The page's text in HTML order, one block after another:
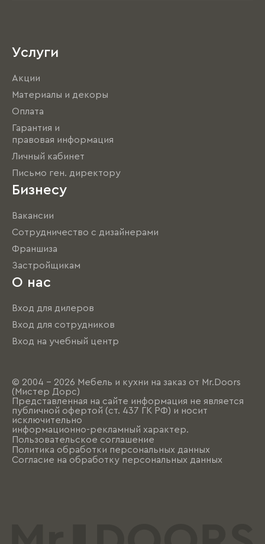
Услуги
Акции
Материалы и декоры
Оплата
Гарантия и
правовая информация
Личный кабинет
Письмо ген. директору
Бизнесу
Вакансии
Сотрудничество с дизайнерами
Франшиза
Застройщикам
О нас
Вход для дилеров
Вход для сотрудников
Вход на учебный центр
© 2004 - 2026 Мебель и кухни на заказ от Mr.Doors
(Мистер Дорс)
Представленная на сайте информация не является
публичной офертой (ст. 437 ГК РФ) и носит
исключительно
информационно-рекламный характер.
Пользовательское соглашение
Политика обработки персональных данных
Согласие на обработку персональных данных